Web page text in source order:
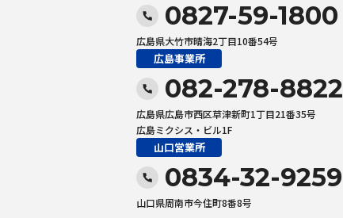
0827-59-1800
広島県大竹市晴海2丁目10番54号
広島事業所
082-278-8822
広島県広島市西区草津新町1丁目21番35号
広島ミクシス・ビル1F
山口営業所
0834-32-9259
山口県周南市今住町8番8号